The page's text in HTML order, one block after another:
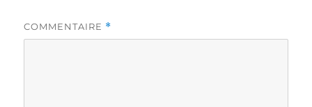
COMMENTAIRE *